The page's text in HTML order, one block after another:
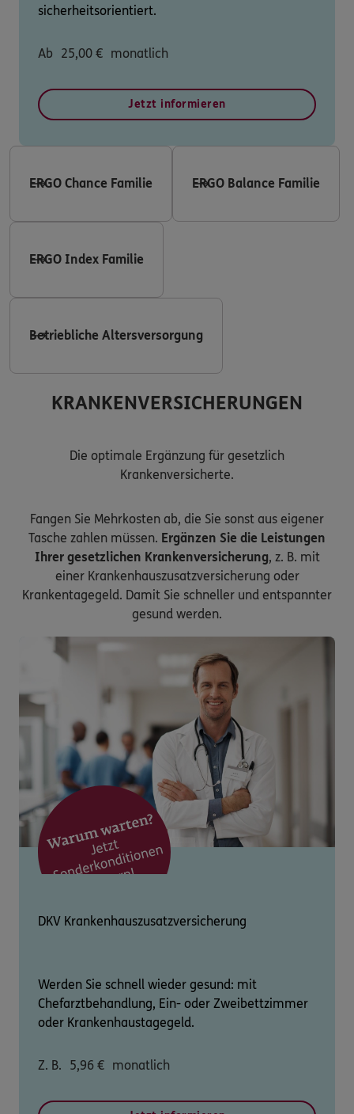
sicherheitsorientiert.
Ab 25,00 € monatlich
Jetzt informieren
ERGO Chance Familie ERGO Balance Familie
ERGO Index Familie
Betriebliche Altersversorgung
KRANKENVERSICHERUNGEN
Die optimale Ergänzung für gesetzlich
Krankenversicherte.
Fangen Sie Mehrkosten ab, die Sie sonst aus eigener
Tasche zahlen müssen. Ergänzen Sie die Leistungen
Ihrer gesetzlichen Krankenversicherung, z. B. mit
einer Krankenhauszusatzversicherung oder
Krankentagegeld. Damit Sie schneller und entspannter
gesund werden.
DKV Krankenhauszusatzversicherung
Werden Sie schnell wieder gesund: mit
Chefarztbehandlung, Ein- oder Zweibettzimmer
oder Krankenhaustagegeld.
Z. B. 5,96 € monatlich